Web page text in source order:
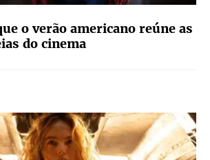
o verão americano reúne as
do cinema